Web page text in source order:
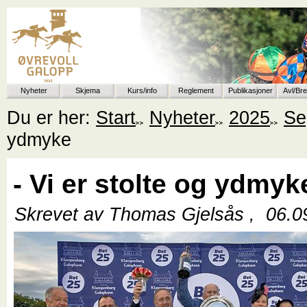
Nyheter Skjema Kurs/info Reglement Publikasjoner Avl/
Du er her: Start Nyheter 2025
ydmyke
- Vi er stolte og
Skrevet av Thomas Gjelsås ,